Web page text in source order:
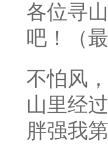
各位寻
吧！（
不怕风
山里经
胖强我